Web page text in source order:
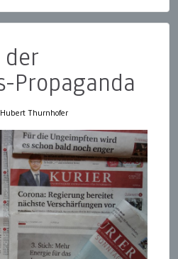
Propaganda
Thurnhofer